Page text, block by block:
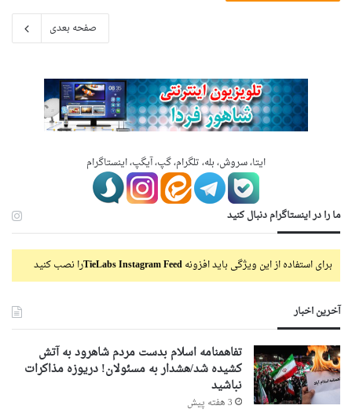
صفحه بعدی
ایتا، سروش، بله، تلگرام، گپ، آیگپ، اینستاگرام
ما را در اینستاگرام دنبال کنید
برای استفاده از این ویژگی باید افزونهTieLabs Instagram Feedرا نصب کنید
آخرین اخبار
تفاهمنامه اسلام بدست مردم شاهرود به آتش
کشیده شد/هشدار به مسئولان! دریوزه مذاکرات
نباشید
3 هفته پیش